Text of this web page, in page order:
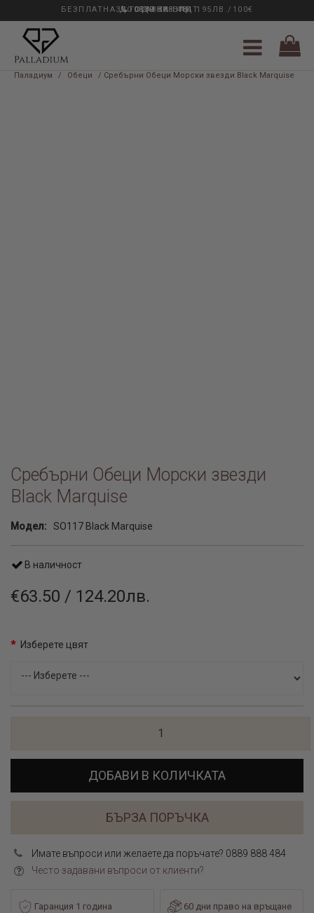
33 ГОДИНИ ОПИТ
БЕЗПЛАТНА ДОСТАВКА НАД 195ЛВ./100€
0889 888 484
Паладиум / Обеци / Сребърни Обеци Морски звезди Black Marquise
Сребърни Обеци Морски звезди
Black Marquise
Модел: SO117 Black Marquise
В наличност
€63.50 / 124.20лв.
Изберете цвят
ДОБАВИ В КОЛИЧКАТА
БЪРЗА ПОРЪЧКА
Имате въпроси или желаете да поръчате? 0889 888 484
Често задавани въпроси от клиенти?
Гаранция 1 година 60 дни право на връщане